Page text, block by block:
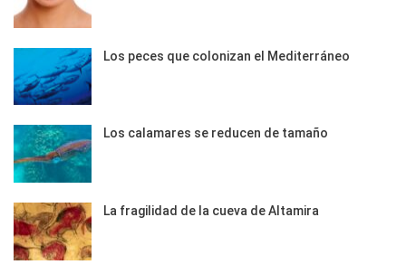
Los peces que colonizan el Mediterráneo
Los calamares se reducen de tamaño
La fragilidad de la cueva de Altamira